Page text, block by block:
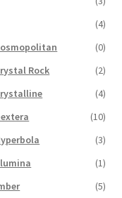
(4)
(0)
Rock
(2)
(4)
(10)
(3)
(1)
(5)